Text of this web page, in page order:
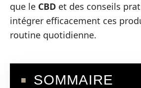
que le CBD et des conseils
intégrer efficacement ces
routine quotidienne.
SOMMAIRE